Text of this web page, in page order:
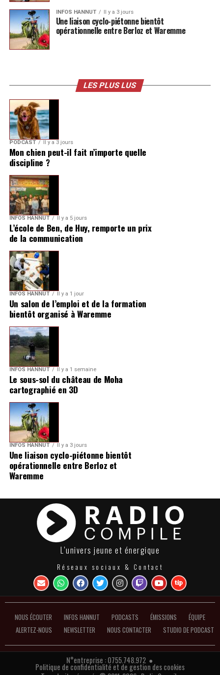
INFOS HANNUT Il y a 3 jours
Une liaison cyclo-piétonne bientôt
opérationnelle entre Berloz et Waremme
LES PLUS LUS
PODCAST Il y a 3 jours
Mon chien peut-il fait n’importe quelle
discipline ?
INFOS HANNUT Il y a 5 jours
L’école de Ben, de Huy, remporte un prix
de la communication
INFOS HANNUT Il y a 1 jour
Un salon de l’emploi et de la formation
bientôt organisé à Waremme
INFOS HANNUT Il y a 1 semaine
Le sous-sol du château de Moha
cartographié en 3D
INFOS HANNUT Il y a 3 jours
Une liaison cyclo-piétonne bientôt
opérationnelle entre Berloz et
Waremme
L’univers jeune et énergique
Réseaux sociaux & Contact
NOUS ÉCOUTER INFOS HANNUT PODCASTS ÉMISSIONS
ÉQUIPE
ALERTEZ-NOUS
NEWSLETTER NOUS CONTACTER STUDIO DE PODCAST
N°entreprise : 0755.748.972 ●
Politique de confidentialité et de gestion des cookies